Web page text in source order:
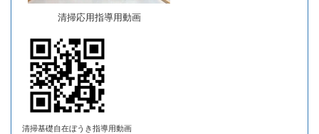
清掃応用指導用動画
清掃基礎自在ぼうき指導用動画